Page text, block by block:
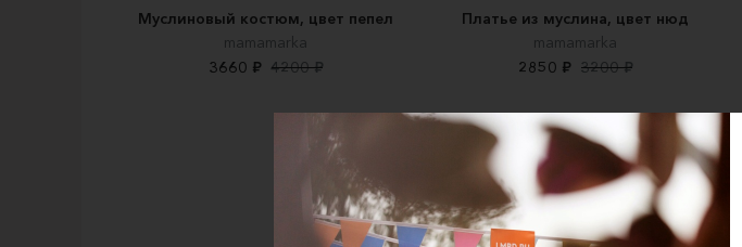
Муслиновый костюм, цвет пепел
mamamarka
3660 ₽ 4200 ₽
Платье из муслина, цвет нюд
mamamarka
2850 ₽ 3200 ₽